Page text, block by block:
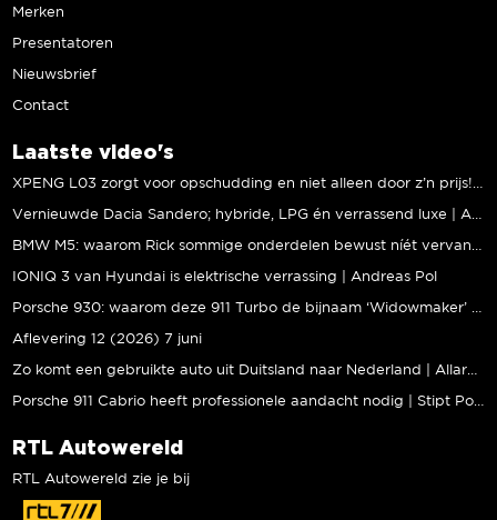
Merken
Presentatoren
Nieuwsbrief
Contact
Laatste video's
IONIQ 3 van Hyundai is elektrische verrassing | Andreas Pol
Aflevering 12 (2026) 7 juni
RTL Autowereld
RTL Autowereld zie je bij